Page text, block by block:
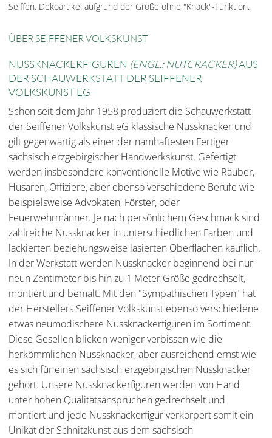
Seiffen. Dekoartikel aufgrund der Größe ohne "Knack"-Funktion.
ÜBER SEIFFENER VOLKSKUNST
NUSSKNACKERFIGUREN (ENGL.: NUTCRACKER)AUS
DER SCHAUWERKSTATT DER SEIFFENER
VOLKSKUNST EG
Schon seit dem Jahr 1958 produziert die Schauwerkstatt
der Seiffener Volkskunst eG klassische Nussknacker und
gilt gegenwärtig als einer der namhaftesten Fertiger
sächsisch erzgebirgischer Handwerkskunst. Gefertigt
werden insbesondere konventionelle Motive wie Räuber,
Husaren, Offiziere, aber ebenso verschiedene Berufe wie
beispielsweise Advokaten, Förster, oder
Feuerwehrmänner. Je nach persönlichem Geschmack sind
zahlreiche Nussknacker in unterschiedlichen Farben und
lackierten beziehungsweise lasierten Oberflächen käuflich.
In der Werkstatt werden Nussknacker beginnend bei nur
neun Zentimeter bis hin zu 1 Meter Größe gedrechselt,
montiert und bemalt. Mit den "Sympathischen Typen" hat
der Herstellers Seiffener Volkskunst ebenso verschiedene
etwas neumodischere Nussknackerfiguren im Sortiment.
Diese Gesellen blicken weniger verbissen wie die
herkömmlichen Nussknacker, aber ausreichend ernst wie
es sich für einen sächsisch erzgebirgischen Nussknacker
gehört. Unsere Nussknackerfiguren werden von Hand
unter hohen Qualitätsansprüchen gedrechselt und
montiert und jede Nussknackerfigur verkörpert somit ein
Unikat der Schnitzkunst aus dem sächsisch